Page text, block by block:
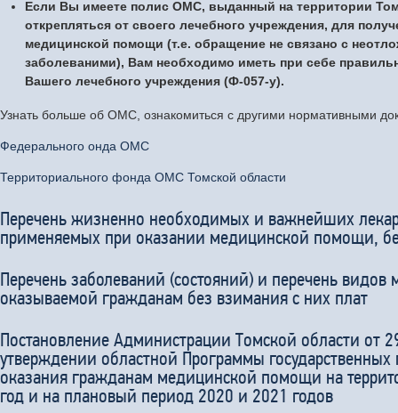
Если Вы имеете полис ОМС, выданный на территории
открепляться от своего лечебного учреждения, для
медицинской помощи (т.е. обращение не связано с
заболеваними), Вам необходимо иметь при себе
Вашего лечебного учреждения (Ф-057-у).
Узнать больше об ОМС, ознакомиться с другими нормативными
Федерального онда ОМС
Территориального фонда ОМС Томской области
Перечень жизненно необходимых и важнейших
применяемых при оказании медицинской помощи,
Перечень заболеваний (состояний) и перечень
оказываемой гражданам без взимания с них плат
Постановление Администрации Томской области от
утверждении областной Программы государственных
оказания гражданам медицинской помощи на
год и на плановый период 2020 и 2021 годов